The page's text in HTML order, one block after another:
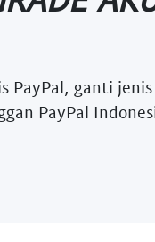
ganti jenis
PayPal